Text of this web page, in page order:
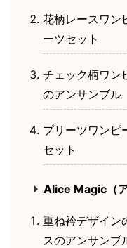
花柄レースワン
ーツセット
チェック柄ワン
のアンサンブル
プリーツワンピ
セット
Alice Magic（
重ね衿デザイン
スのアンサンブ